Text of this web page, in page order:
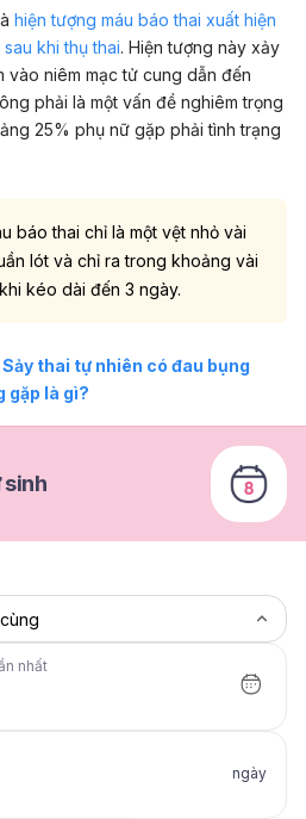
hiện tượng máu báo thai xuất hiện
khi thụ thai. Hiện tượng này xảy
vào niêm mạc tử cung dẫn đến
phải là một vấn đề nghiêm trọng
25% phụ nữ gặp phải tình trạng
báo thai chỉ là một vệt nhỏ vài
lót và chỉ ra trong khoảng vài
kéo dài đến 3 ngày.
Sảy thai tự nhiên có đau bụng
gặp là gì?
sinh
nhất
ngày